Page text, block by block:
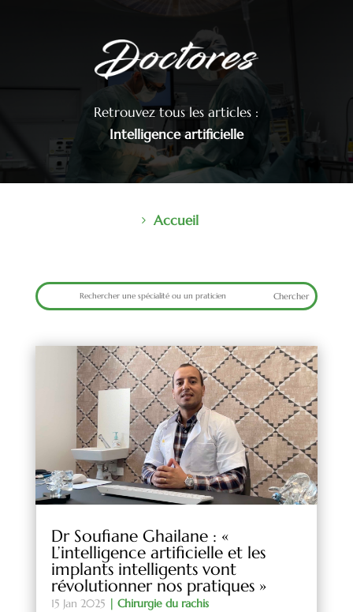
Retrouvez tous les articles :
Intelligence artificielle
Accueil
Dr Soufiane Ghailane : «
L’intelligence artificielle et les
implants intelligents vont
révolutionner nos pratiques »
15 Jan 2025 | Chirurgie du rachis